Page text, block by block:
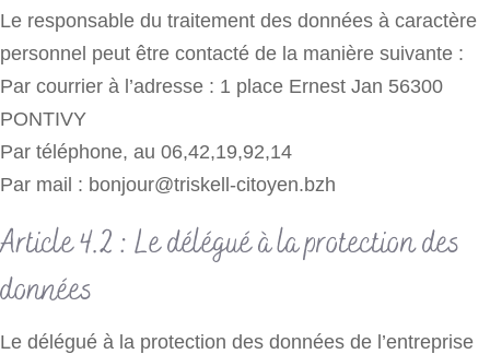
Le responsable du traitement des données à caractère
personnel peut être contacté de la manière suivante :
Par courrier à l’adresse : 1 place Ernest Jan 56300
PONTIVY
Par téléphone, au 06,42,19,92,14
Par mail : bonjour@triskell-citoyen.bzh
Article 4.2 : Le délégué à la protection des
données
Le délégué à la protection des données de l’entreprise